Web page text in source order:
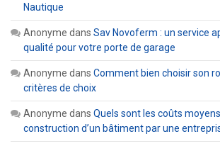
Nautique
Anonyme dans Sav Novoferm : un service
qualité pour votre porte de garage
Anonyme dans Comment bien choisir son
critères de choix
Anonyme dans Quels sont les coûts
construction d’un bâtiment par une